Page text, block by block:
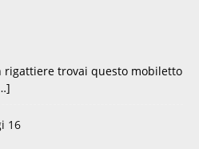
rigattiere trovai questo mobiletto
16